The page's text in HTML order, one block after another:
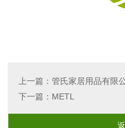
上一篇：管氏家居用品有限
下一篇： METL